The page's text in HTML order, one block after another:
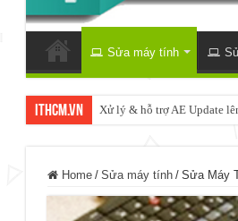
Sửa máy tính
ItHCM.VN Xử lý & hỗ trợ AE Update
NAS IO DATA N3160
Home / Sửa máy tính / Sửa Máy